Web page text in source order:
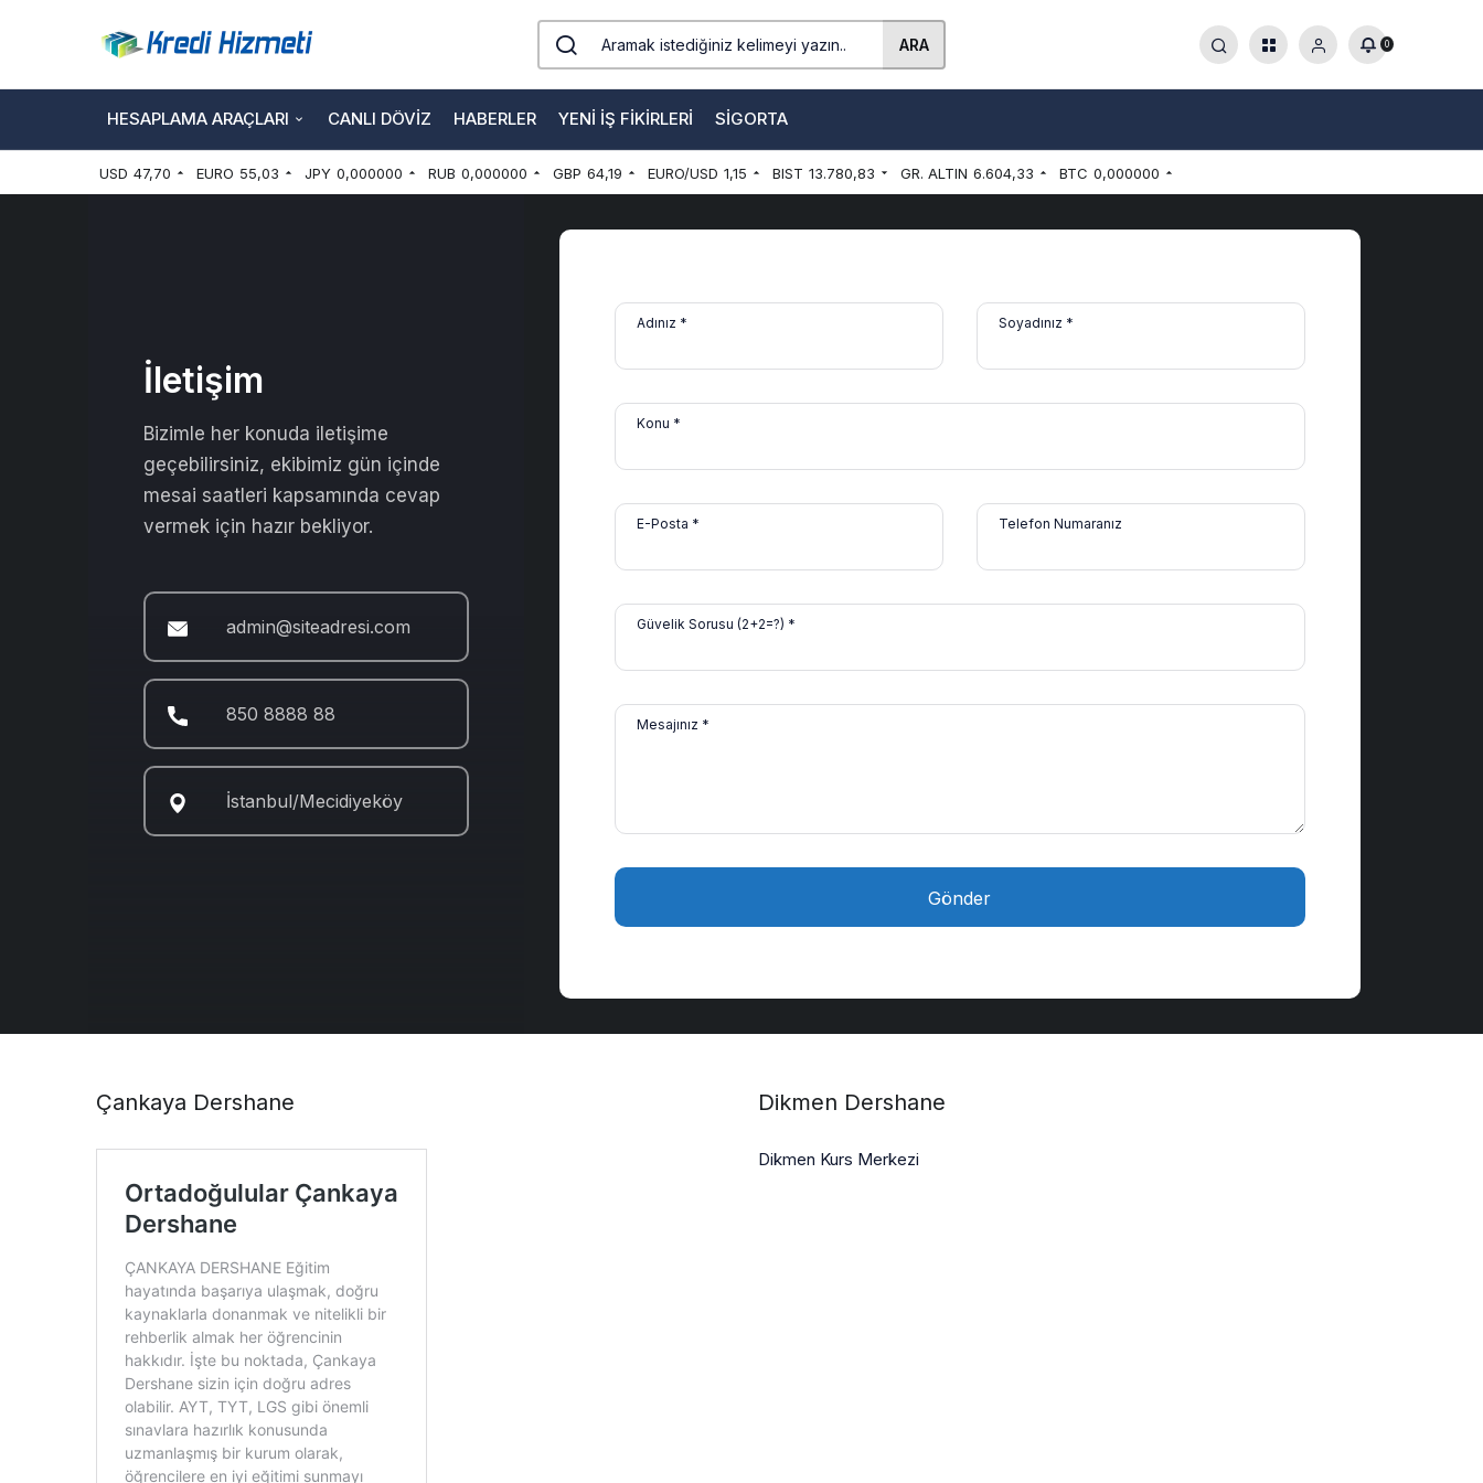
ARA 0
HESAPLAMA ARAÇLARI CANLI DÖVIZ HABERLER YENI İŞ FIKIRLERI SIGORTA
USD 47,70 EURO 55,03 JPY 0,000000 RUB 0,000000 GBP 64,19 EURO/USD 1,15 BIST 13.780,83 GR. ALTIN 6.604,33 BTC 0,000000
İletişim
Bizimle her konuda iletişime
geçebilirsiniz, ekibimiz gün içinde
mesai saatleri kapsamında cevap
vermek için hazır bekliyor.
admin@siteadresi.com
850 8888 88
İstanbul/Mecidiyeköy
Adınız * Soyadınız *
Konu *
E-Posta * Telefon Numaranız
Güvelik Sorusu (2+2=?) *
Mesajınız *
Gönder
Çankaya Dershane Dikmen Dershane
Dikmen Kurs Merkezi